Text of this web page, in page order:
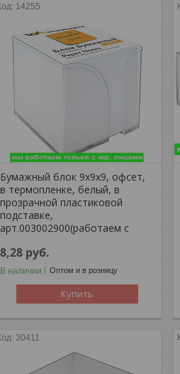
14255
Бумажный блок 9х9х9, офсет,
в термопленке, белый, в
прозрачной пластиковой
подставке,
арт.003002900(работаем с
8,28 руб.
В наличии Оптом и в розницу
Купить
30411